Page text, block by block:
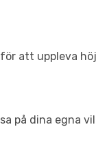
att uppleva
på dina egna